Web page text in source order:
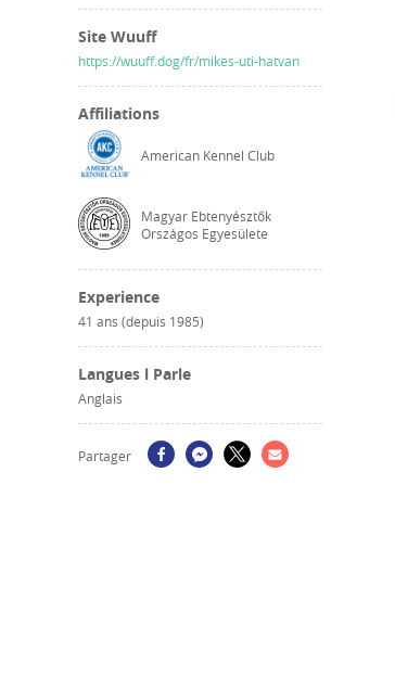
Site Wuuff
https://wuuff.dog/fr/mikes-uti-hatvan
Affiliations
American Kennel Club
Magyar Ebtenyésztők
Országos Egyesülete
Experience
41 ans (depuis 1985)
Langues l Parle
Anglais
Partager